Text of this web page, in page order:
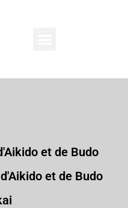
et de Budo
et de Budo